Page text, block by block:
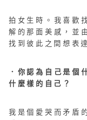
拍女生時。我喜歡
解的那面美感，並
找到彼此之間想表
．你認為自己是個
什麼樣的自己？
我是個愛哭而矛盾